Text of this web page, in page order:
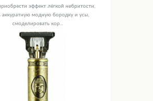
эффект лёгкой небритости,
аккуратную модную бородку и усы,
смоделировать кор...